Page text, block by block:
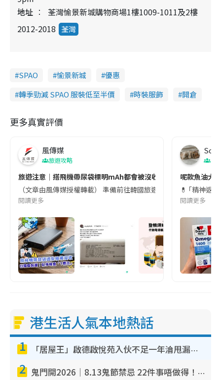
地址
荃灣愉景新城購物商場1樓1009-1011及2樓
2012-2018
荃灣
SPAO 愉景新城
優惠
轉季勁減 SPAO 服裝低至半價
時裝服飾 開倉
更多真實評價
風傳媒
旅遊攻略
旅遊注意｜搭飛機帶尿袋標明mAh都會被沒收😱出發前切記檢查
（文章由風傳媒授權轉載） 準備前往韓國旅遊的民眾，近期要
閱讀更多
Soul
呢款魚油大
💊 ｢精神返
閱讀更多
港生活人氣本地熱話
1 「居屋王」啟德啟悅苑入伙不足一年淪甩漏之王！插頭噴火花致大停電 多戶業主全屋家電報銷
2 鬼門開2026｜8.13鬼節禁忌 22件事唔做得！燒肉、刺身要少食？半夜勿吹口哨/打呢個電話